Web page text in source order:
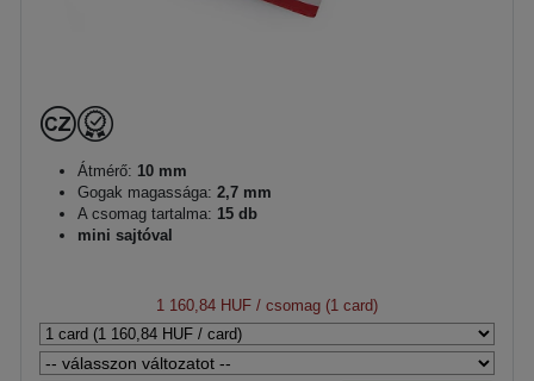
Átmérő: 10 mm
Gogak magassága: 2,7 mm
A csomag tartalma: 15 db
mini sajtóval
1 160,84 HUF / csomag (1 card)